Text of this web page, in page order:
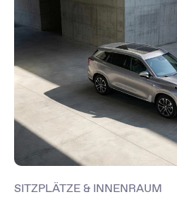
SITZPLÄTZE & INNENRAUM